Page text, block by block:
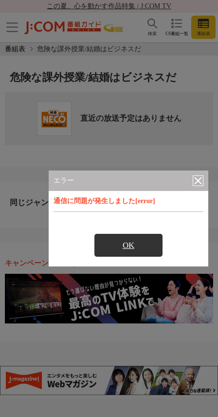
この夏、心を動かす作品特集 | J:COM TV
CS番組一覧 番組表
検索
番組表 危険な課外授業/結婚はビジネスだ
エラー
通信に問題が発生しました[error]
OK
危険な課外授業/結婚はビジネスだ
直近の放送予定はありません
同じジャンルのおすすめ番組
キャンペーン・お得な情報